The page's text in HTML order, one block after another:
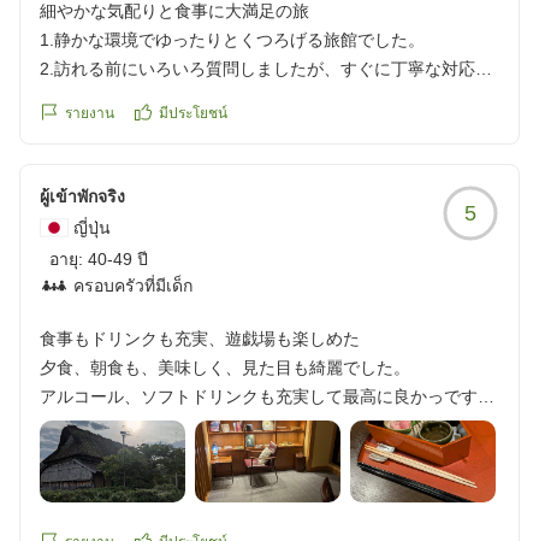
https://review.travel.rakuten.co.jp/hotel/voice/153452?
reviewId=33123478285032
細やかな気配りと食事に大満足の旅
1.静かな環境でゆったりとくつろげる旅館でした。
2.訪れる前にいろいろ質問しましたが、すぐに丁寧な対応を
3.従業員の方はいつもにこやかで親切でした。
あり、それぞれにテレビまでついてました。有田焼きのコー
ヒーカップも幾つか置いてあり、楽しめました。
5.ラウンジでは時間帯によりおしゃれな3種類のデザートや
飲み物がありました。
れており、楽しかったです。
7.貸し切り風呂は大変広びろしていました。
8.帰りの送迎バスの運転手さんも、加賀百万石の貴重
大満足の旅でした。
他の画像やクチコミの詳細はこちらから
https://review.travel.rakuten.co.jp/hotel/voice/153452?
reviewId=33123478239291
รายงาน มีประโยชน์
ผู้เข้าพักจริง
ญี่ปุ่น
อายุ: 40-49 ปี
ครอบครัวที่มีเด็ก
5
食事もドリンクも充実、遊戯場も楽しめた
夕食、朝食も、美味しく、見た目も綺麗でした。
アルコール、ソフトドリンクも充実して最高に良かっです。
遊戯場もあり、卓球、ダーツ、ビリヤードもあり、楽しくあ
そべました...ありがとうございました。